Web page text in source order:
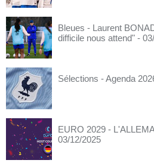
Bleues - Laurent
difficile nous attend" -
Sélections - Agenda
EURO 2029 -
03/12/2025